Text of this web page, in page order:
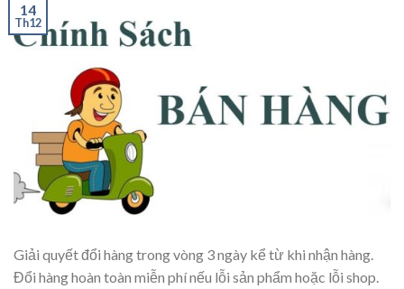
14
Th12
Giải quyết đổi hàng trong vòng 3 ngày kể từ khi nhận hàng.
Đổi hàng hoàn toàn miễn phí nếu lỗi sản phẩm hoặc lỗi shop.